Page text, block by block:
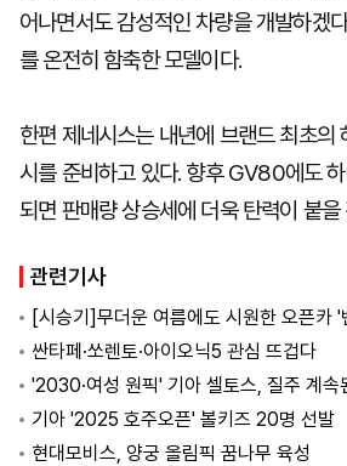
어나면서도 감성적인 차량을 개발하겠
를 온전히 함축한 모델이다.
한편 제네시스는 내년에 브랜드 최초의
시를 준비하고 있다. 향후 GV80에도
되면 판매량 상승세에 더욱 탄력이 붙을
관련기사
[시승기]무더운 여름에도 시원한 오픈카
싼타페·쏘렌토·아이오닉5 관심 뜨겁다
'2030·여성 원픽' 기아 셀토스, 질주 계속
기아 '2025 호주오픈' 볼키즈 20명 선발
현대모비스, 양궁 올림픽 꿈나무 육성